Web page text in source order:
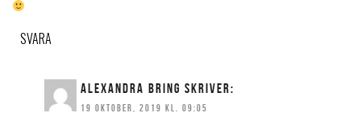
SVARA
ALEXANDRA BRING SKRIVER:
19 OKTOBER, 2019 KL. 09:05